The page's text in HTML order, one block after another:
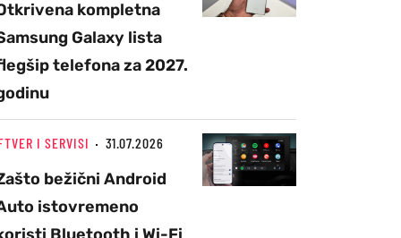
kompletna
Galaxy lista
telefona za 2027.
I SERVISI 31.07.2026
bežični Android
istovremeno